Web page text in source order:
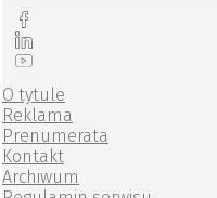
O tytule
Reklama
Prenumerata
Kontakt
Archiwum